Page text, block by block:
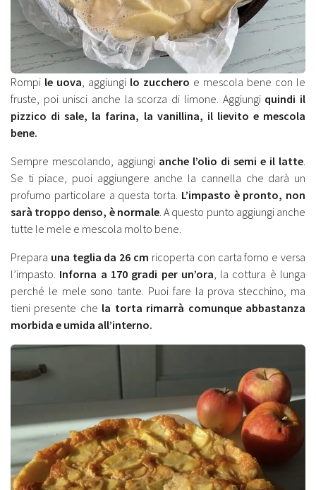
Rompi le uova, aggiungi lo zucchero e mescola bene con le
fruste, poi unisci anche la scorza di limone. Aggiungi quindi il
pizzico di sale, la farina, la vanillina, il lievito e mescola
bene.
Sempre mescolando, aggiungi anche l’olio di semi e il latte.
Se ti piace, puoi aggiungere anche la cannella che darà un
profumo particolare a questa torta. L’impasto è pronto, non
sarà troppo denso, è normale. A questo punto aggiungi anche
tutte le mele e mescola molto bene.
Prepara una teglia da 26 cm ricoperta con carta forno e versa
l’impasto. Inforna a 170 gradi per un’ora, la cottura è lunga
perché le mele sono tante. Puoi fare la prova stecchino, ma
tieni presente che la torta rimarrà comunque abbastanza
morbida e umida all’interno.